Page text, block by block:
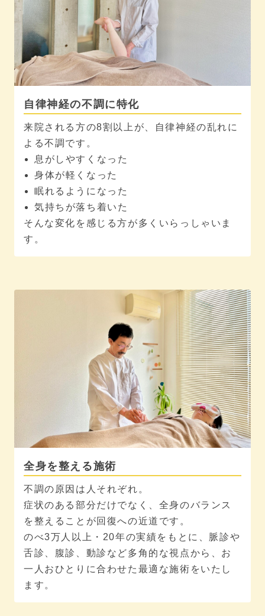
自律神経の不調に特化
来院される方の8割以上が、自律神経の乱れに
よる不調です。
息がしやすくなった
身体が軽くなった
眠れるようになった
気持ちが落ち着いた
そんな変化を感じる方が多くいらっしゃいま
す。
全身を整える施術
不調の原因は人それぞれ。
症状のある部分だけでなく、全身のバランス
を整えることが回復への近道です。
のべ3万人以上・20年の実績をもとに、脈診や
舌診、腹診、動診など多角的な視点から、お
一人おひとりに合わせた最適な施術をいたし
ます。